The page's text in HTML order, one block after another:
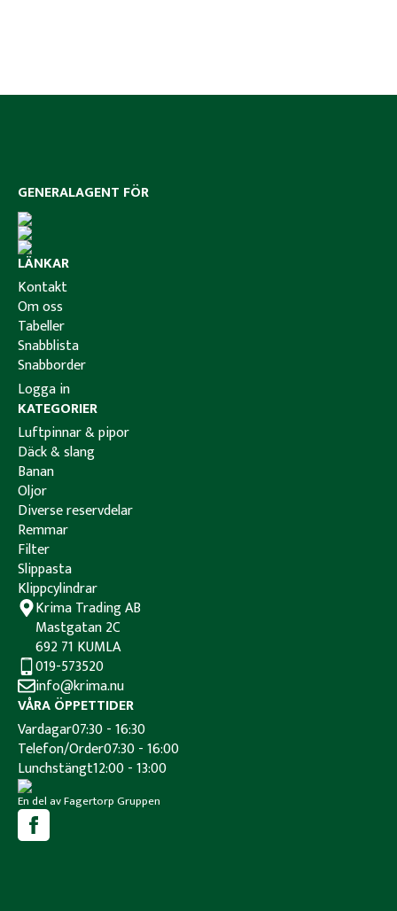
Krima Trading AB
Mastgatan 2C
692 71 KUMLA
019-573520
info@krima.nu
VÅRA ÖPPETTIDER
Vardagar07:30 - 16:30
Telefon/Order07:30 - 16:00
Lunchstängt12:00 - 13:00
En del av Fagertorp Gruppen
KATEGORIER
Luftpinnar & pipor
Däck & slang
Banan
Oljor
Diverse reservdelar
Remmar
Filter
Slippasta
Klippcylindrar
LÄNKAR
Kontakt
Om oss
Tabeller
Snabblista
Snabborder
Logga in
GENERALAGENT FÖR